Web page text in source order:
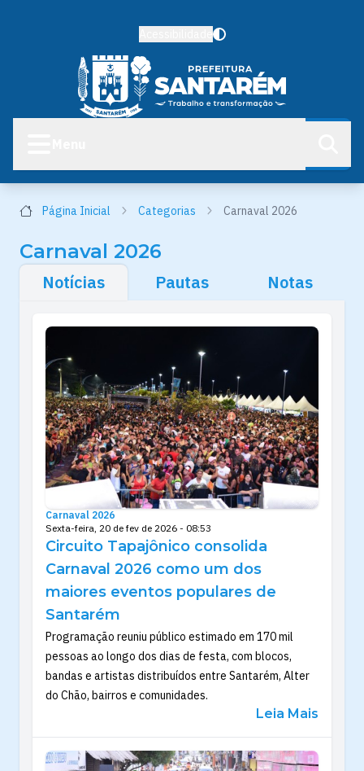
Página Inicial Categorias Carnaval 2026
Carnaval 2026
Notícias Pautas Notas
Carnaval 2026
Sexta-feira, 20 de fev de 2026 - 08:53
Circuito Tapajônico consolida
Carnaval 2026 como um dos
maiores eventos populares de
Santarém
Programação reuniu público estimado em 170 mil
pessoas ao longo dos dias de festa, com blocos,
bandas e artistas distribuídos entre Santarém, Alter
do Chão, bairros e comunidades.
Leia Mais